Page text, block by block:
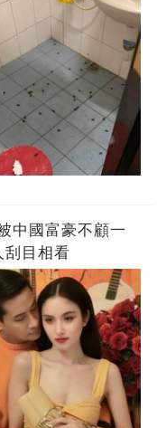
中國富豪不顧一
目相看